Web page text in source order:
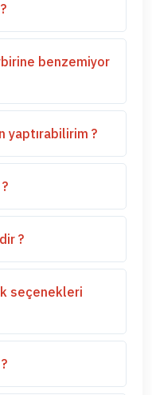
benzemiyor
yaptırabilirim ?
?
seçenekleri